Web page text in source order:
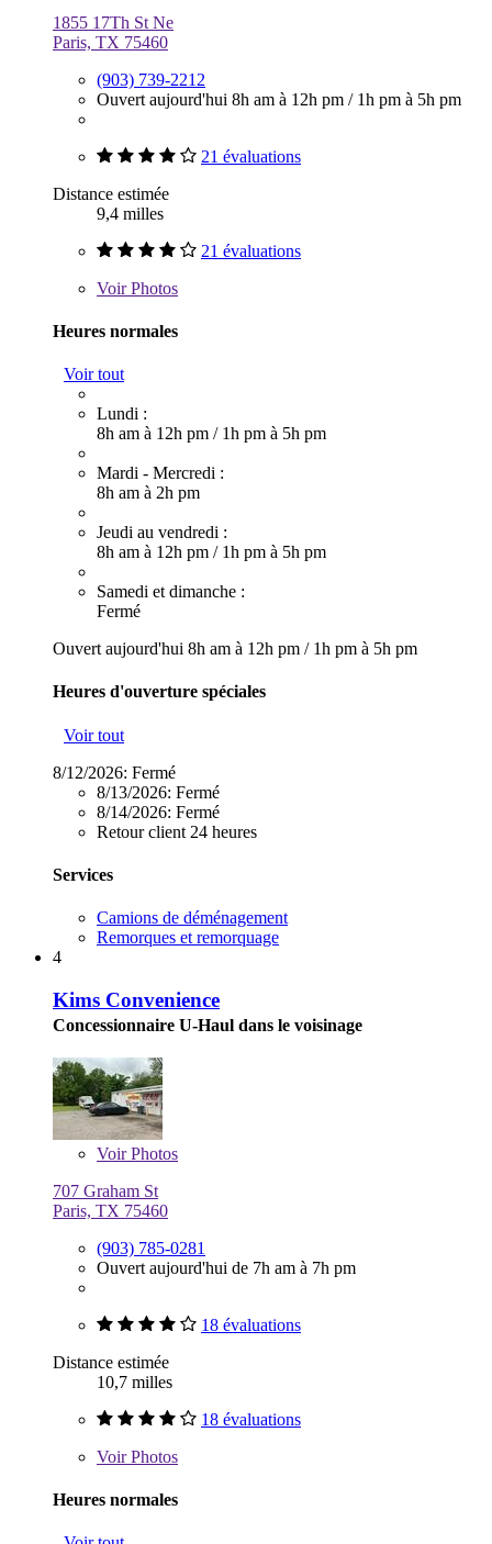
1855 17Th St Ne
Paris, TX 75460
(903) 739-2212
Ouvert aujourd'hui 8h am à 12h pm / 1h pm à 5h pm
21 évaluations
Distance estimée
9,4 milles
21 évaluations
VoirPhotos
Heures normales
Voir tout
Lundi :
8h am à 12h pm / 1h pm à 5h pm
Mardi - Mercredi :
8h am à 2h pm
Jeudi au vendredi :
8h am à 12h pm / 1h pm à 5h pm
Samedi et dimanche :
Fermé
Ouvert aujourd'hui 8h am à 12h pm / 1h pm à 5h pm
Heures d'ouverture spéciales
Voir tout
8/12/2026: Fermé
8/13/2026: Fermé
8/14/2026: Fermé
Retour client 24 heures
Services
Camions de déménagement
Remorques et remorquage
4
Kims Convenience
Concessionnaire U-Haul dans le voisinage
VoirPhotos
707 Graham St
Paris, TX 75460
(903) 785-0281
Ouvert aujourd'hui de 7h am à 7h pm
18 évaluations
Distance estimée
10,7 milles
18 évaluations
VoirPhotos
Heures normales